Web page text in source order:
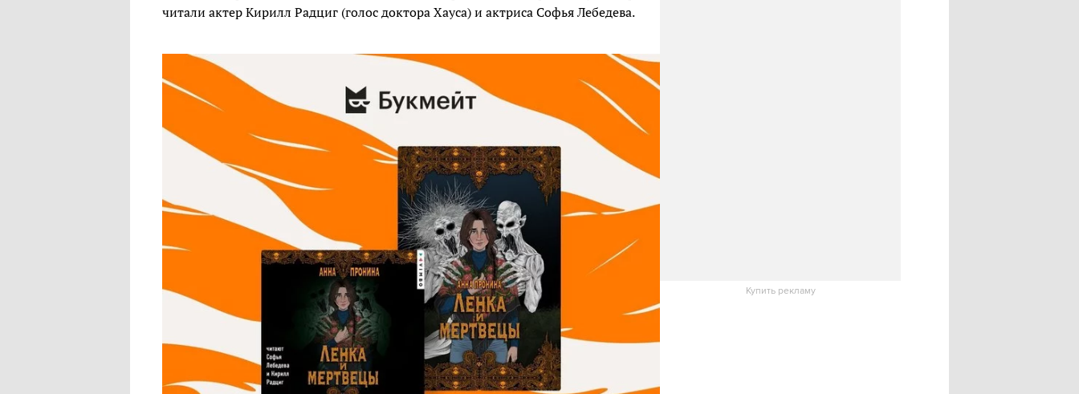
читали актер Кирилл Радциг (голос доктора Хауса) и актриса Софья Лебедева.
Купить рекламу